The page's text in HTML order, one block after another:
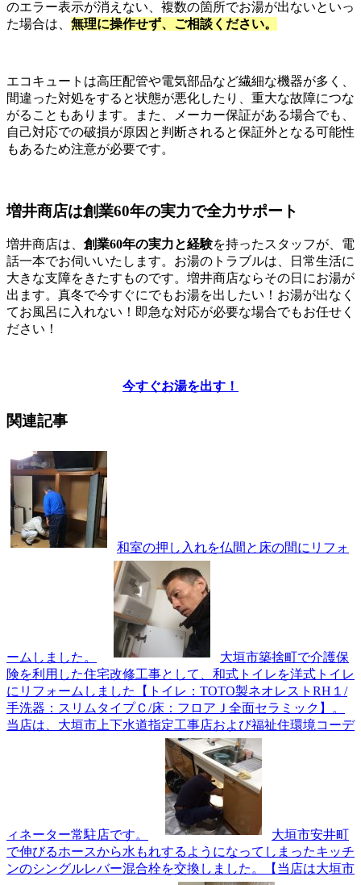
のエラー表示が消えない、複数の箇所でお湯が出ないといっ
た場合は、 無理に操作せず、ご相談ください。
エコキュートは高圧配管や電気部品など繊細な機器が多く、
間違った対処をすると状態が悪化したり、重大な故障につな
がることもあります。また、メーカー保証がある場合でも、
自己対応での破損が原因と判断されると保証外となる可能性
もあるため注意が必要です。
増井商店は創業60年の実力で全力サポート
増井商店は、 創業60年の実力と経験を持ったスタッフが、電
話一本でお伺いいたします。お湯のトラブルは、日常生活に
大きな支障をきたすものです。増井商店ならその日にお湯が
出ます。真冬で今すぐにでもお湯を出したい！お湯が出なく
てお風呂に入れない！即急な対応が必要な場合でもお任せく
ださい！
今すぐお湯を出す！
関連記事
和室の押し入れを仏間と床の間にリフォ
ームしました。
大垣市築捨町で介護保
険を利用した住宅改修工事として、和式トイレを洋式トイレ
にリフォームしました【トイレ：TOTO製ネオレストRH１/
手洗器：スリムタイプＣ/床：フロアＪ全面セラミック】。
当店は、大垣市上下水道指定工事店および福祉住環境コーデ
ィネーター常駐店です。
大垣市安井町
で伸びるホースから水もれするようになってしまったキッチ
ンのシングルレバー混合栓を交換しました。【当店は大垣市